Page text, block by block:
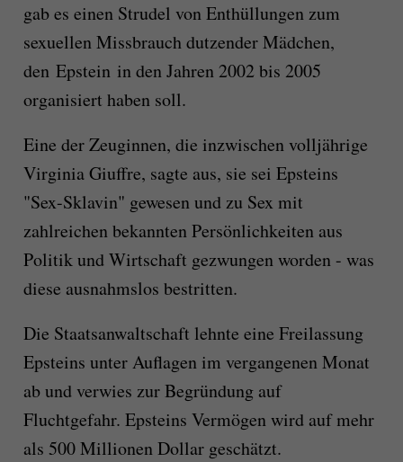
gab es einen Strudel von Enthüllungen zum
sexuellen Missbrauch dutzender Mädchen,
den Epstein in den Jahren 2002 bis 2005
organisiert haben soll.
Eine der Zeuginnen, die inzwischen volljährige
Virginia Giuffre, sagte aus, sie sei Epsteins
"Sex-Sklavin" gewesen und zu Sex mit
zahlreichen bekannten Persönlichkeiten aus
Politik und Wirtschaft gezwungen worden - was
diese ausnahmslos bestritten.
Die Staatsanwaltschaft lehnte eine Freilassung
Epsteins unter Auflagen im vergangenen Monat
ab und verwies zur Begründung auf
Fluchtgefahr. Epsteins Vermögen wird auf mehr
als 500 Millionen Dollar geschätzt.